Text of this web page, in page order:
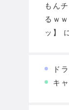
もん
るｗ
ッ】
ド
キ